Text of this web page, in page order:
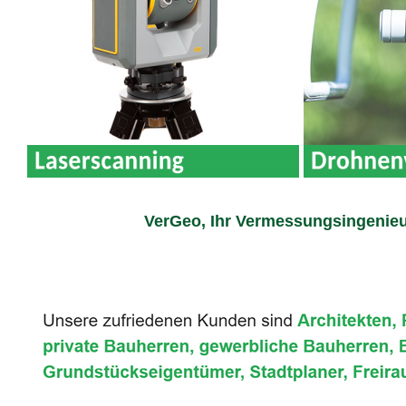
VerGeo, Ihr